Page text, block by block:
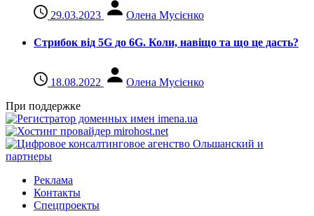
29.03.2023 Олена Мусієнко
Стрибок від 5G до 6G. Коли, навіщо та що це даcть?
18.08.2022
Олена Мусієнко
При поддержке
Реклама
Контакты
Спецпроекты